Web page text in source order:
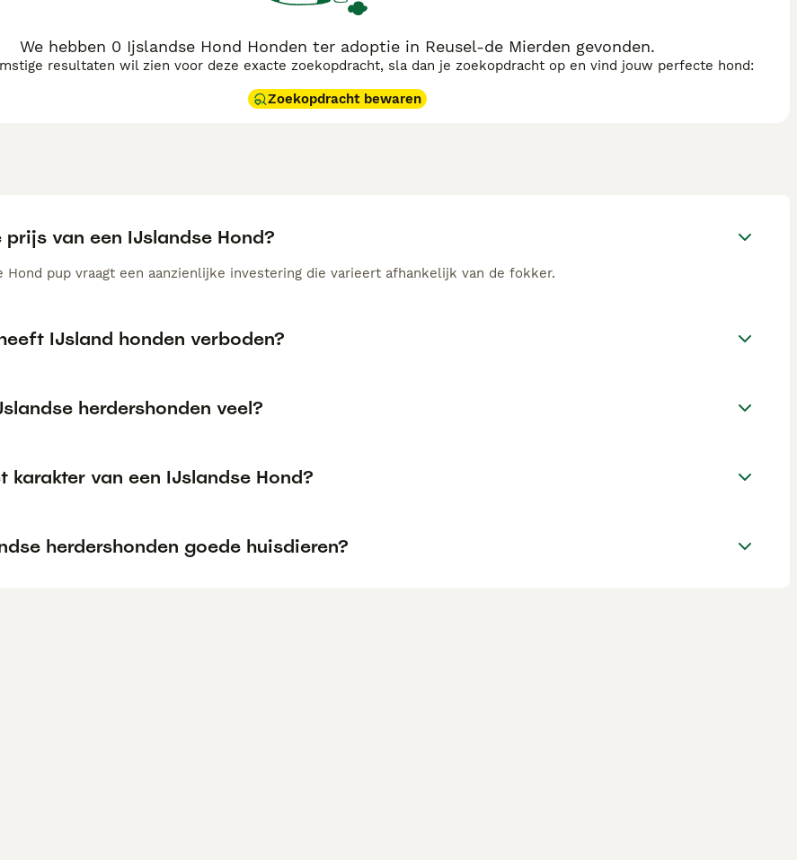
We hebben 0 Ijslandse Hond Honden ter adoptie in Reusel-de Mierden gevonden.
resultaten wil zien voor deze exacte zoekopdracht, sla dan je zoekopdracht op en vind jouw perfecte hond:
Zoekopdracht bewaren
prijs van een IJslandse Hond?
Hond pup vraagt een aanzienlijke investering die varieert afhankelijk van de fokker.
IJsland honden verboden?
herdershonden veel?
karakter van een IJslandse Hond?
herdershonden goede huisdieren?